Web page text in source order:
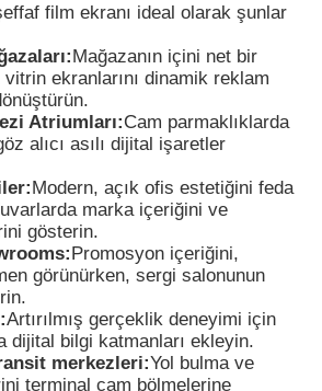
film ekranı ideal olarak şunlar
Mağazanın içini net bir
ekranlarını dinamik reklam
Atriumları:Cam parmaklıklarda
alıcı asılı dijital işaretler
Modern, açık ofis estetiğini feda
marka içeriğini ve
gösterin.
Promosyon içeriğini,
görünürken, sergi salonunun
Artırılmış gerçeklik deneyimi için
dijital bilgi katmanları ekleyin.
merkezleri:Yol bulma ve
terminal cam bölmelerine